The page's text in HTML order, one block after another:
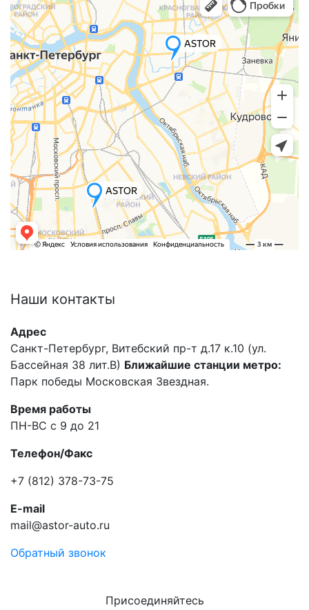
Наши контакты
Адрес
Санкт-Петербург, Витебский пр-т д.17 к.10 (ул.
Бассейная 38 лит.В) Ближайшие станции метро:
Парк победы Московская Звездная.
Время работы
ПН-ВС с 9 до 21
Телефон/Факс
+7 (812) 378-73-75
E-mail
mail@astor-auto.ru
Обратный звонок
Присоединяйтесь